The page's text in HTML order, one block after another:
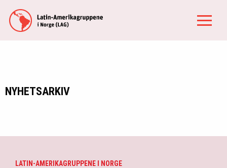
NYHETSARKIV
LATIN-AMERIKAGRUPPENE I NORGE